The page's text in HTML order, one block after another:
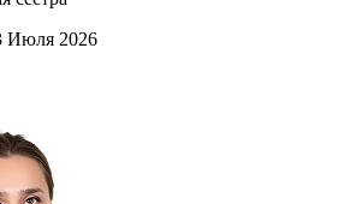
Июля 2026